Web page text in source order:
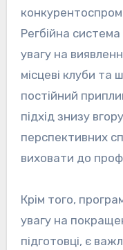
Регбійна
увагу на
місцеві клуби
постійний
підхід знизу
перспективних
виховати до
Крім того,
увагу на
підготовці, є